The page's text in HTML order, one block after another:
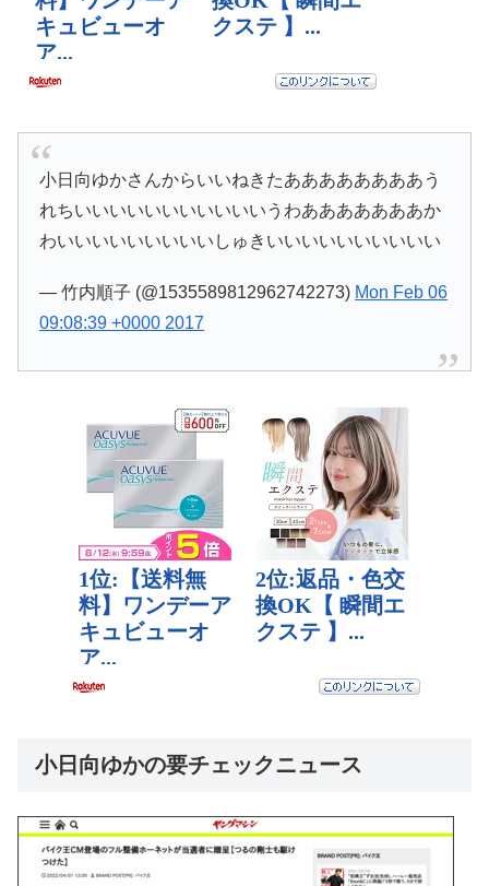
小日向ゆかさんからいいねきたああああああああう
れちいいいいいいいいいいいうわあああああああか
わいいいいいいいいいしゅきいいいいいいいいいい
— 竹内順子 (@1535589812962742273) Mon Feb 06
09:08:39 +0000 2017
小日向ゆかの要チェックニュース